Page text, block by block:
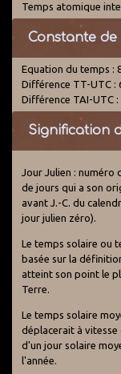
Temps atomique
Constante
Equation du temps :
Différence TT-UTC :
Différence TAI-UTC :
Signification
Jour Julien : numéro
de jours qui a son
avant J.-C. du
jour julien zéro).
Le temps solaire ou
basée sur la
atteint son point le
Terre.
Le temps solaire
déplacerait à vitesse
d'un jour solaire
l'année.